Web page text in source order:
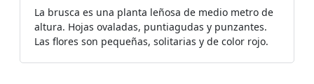
La brusca es una planta leñosa de medio metro de
altura. Hojas ovaladas, puntiagudas y punzantes.
Las flores son pequeñas, solitarias y de color rojo.